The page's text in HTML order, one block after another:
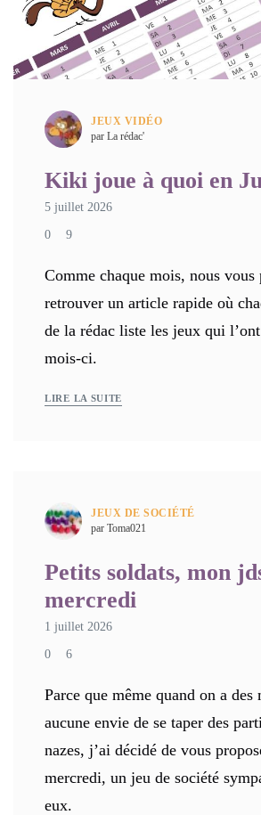
JEUX VIDÉO
par La rédac'
Kiki joue à quoi en
5 juillet 2026
0 9
Comme chaque mois, nous vous
retrouver un article rapide où
de la rédac liste les jeux qui
mois-ci.
LIRE LA SUITE
JEUX DE SOCIÉTÉ
par Toma021
Petits soldats, mon
mercredi
1 juillet 2026
0 6
Parce que même quand on a des
aucune envie de se taper des
nazes, j’ai décidé de vous
mercredi, un jeu de société
eux.